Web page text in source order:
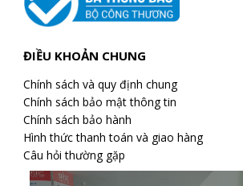
ĐIỀU KHOẢN CHUNG
Chính sách và quy định chung
Chính sách bảo mật thông tin
Chính sách bảo hành
Hình thức thanh toán và giao hàng
Câu hỏi thường gặp